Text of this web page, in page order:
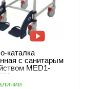
каталка
с санитарым
MED1-